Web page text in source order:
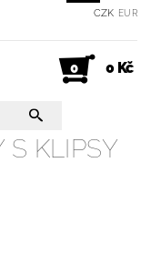
CZK EUR
0 0 Kč
S KLIPSY